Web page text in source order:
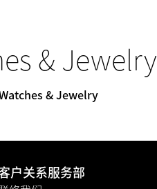
& Jewelry
& Jewelry
户关系服务部